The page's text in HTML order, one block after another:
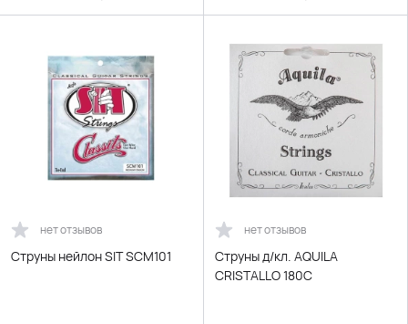
нет отзывов
Струны нейлон SIT SCM101
нет отзывов
Струны д/кл. AQUILA
CRISTALLO 180C